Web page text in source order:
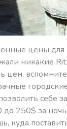
цены
никакие
цен,
себе
250$ за ночь
куда